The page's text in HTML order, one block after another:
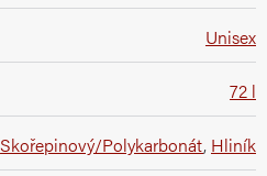
Unisex
72 l
Skořepinový/Polykarbonát, Hliník